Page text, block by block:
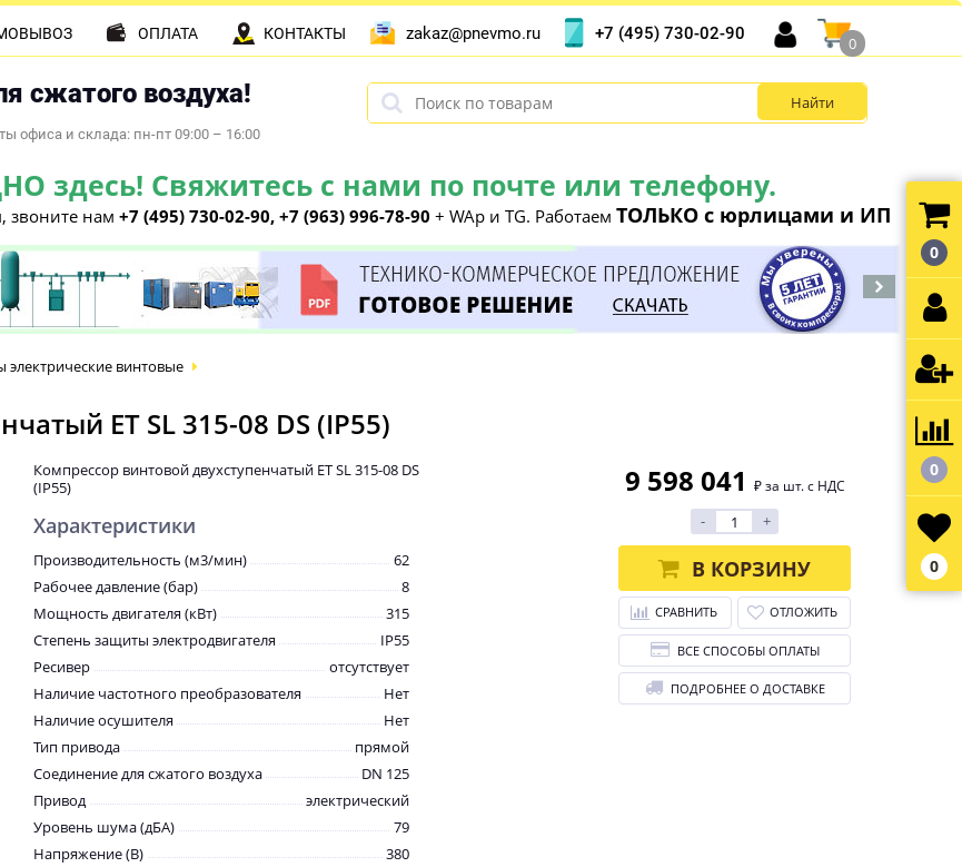
сжатого воздуха!
офиса и склада: пн-пт 09:00 – 16:00
здесь! Свяжитесь с нами по почте или телефону.
, звоните нам +7 (495) 730-02-90, +7 (963) 996-78-90 + WAp и TG. Работаем ТОЛЬКО с юрлицами и ИП
ОПЛАТА КОНТАКТЫ zakaz@pnevmo.ru +7 (495) 730-02-90
0
электрические винтовые
ET SL 315-08 DS (IP55)
Компрессор винтовой двухступенчатый ET SL 315-08 DS
(IP55)
Характеристики
Производительность (м3/мин)
62
Рабочее давление (бар)
8
Мощность двигателя (кВт)
315
Степень защиты электродвигателя
IP55
Ресивер
отсутствует
Наличие частотного преобразователя
Нет
Наличие осушителя
Нет
Тип привода
прямой
Соединение для сжатого воздуха
DN 125
Привод
электрический
Уровень шума (дБА)
79
Напряжение (В)
380
9 598 041 ₽ за шт. с НДС
- +
В КОРЗИНУ
СРАВНИТЬ ОТЛОЖИТЬ
ВСЕ СПОСОБЫ ОПЛАТЫ
ПОДРОБНЕЕ О ДОСТАВКЕ
0
0
0